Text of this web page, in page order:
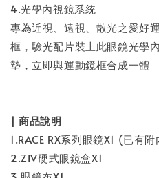
4.光學內視鏡系統
專為近視、遠視、散光之愛好
框，驗光配片裝上此眼鏡光學
墊，立即與運動鏡框合成一體
| 商品說明
1.RACE RX系列眼鏡X1 (已有
2.ZIV硬式眼鏡盒X1